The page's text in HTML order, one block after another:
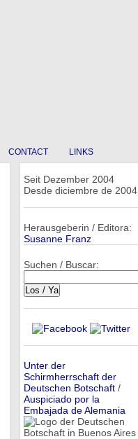
CONTACT LINKS
Seit Dezember 2004
Desde diciembre de 2004
Herausgeberin / Editora:
Susanne Franz
Suchen / Buscar:
Unter der
Schirmherrschaft der
Deutschen Botschaft/
Auspiciado por la
Embajada de Alemania